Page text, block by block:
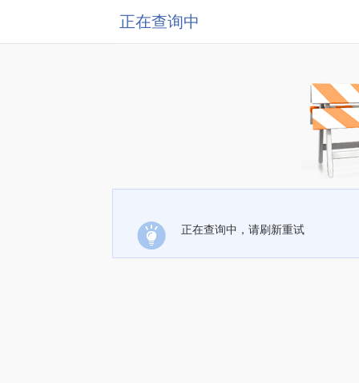
正在查询中
正在查询中，请刷新重试